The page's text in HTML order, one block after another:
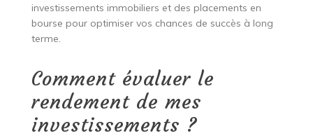
investissements immobiliers et des placements en
bourse pour optimiser vos chances de succès à long
terme.
Comment évaluer le
rendement de mes
investissements ?